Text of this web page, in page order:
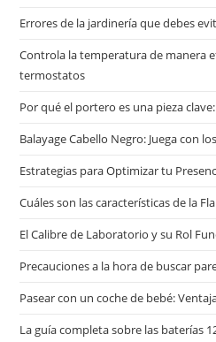
Errores de la jardinería que debes
Controla la temperatura de manera
termostatos
Por qué el portero es una pieza
Balayage Cabello Negro: Juega con
Estrategias para Optimizar tu
Cuáles son las características de la
El Calibre de Laboratorio y su Rol
Precauciones a la hora de buscar
Pasear con un coche de bebé:
La guía completa sobre las baterías